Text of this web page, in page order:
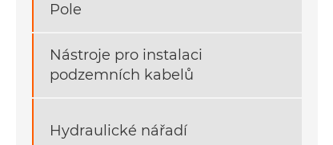
Pole
Nástroje pro instalaci
podzemních kabelů
Hydraulické nářadí